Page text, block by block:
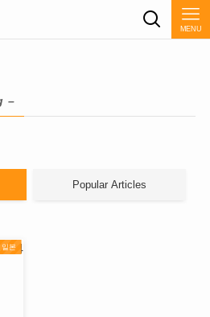
MENU
–
Popular Articles
일본